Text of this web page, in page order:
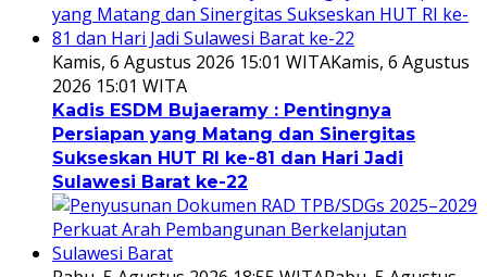
Kamis, 6 Agustus 2026 15:01 WITAKamis, 6 Agustus
2026 15:01 WITA
Kadis ESDM Bujaeramy : Pentingnya
Persiapan yang Matang dan Sinergitas
Sukseskan HUT RI ke-81 dan Hari Jadi
Sulawesi Barat ke-22